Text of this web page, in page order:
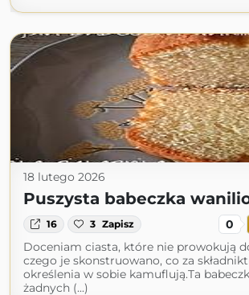
18 lutego 2026
Puszysta babeczka
16 3 Zapisz 0
Doceniam ciasta, które nie prowokują
czego je skonstruowano, co za
określenia w sobie kamuflują.Ta
żadnych (...)